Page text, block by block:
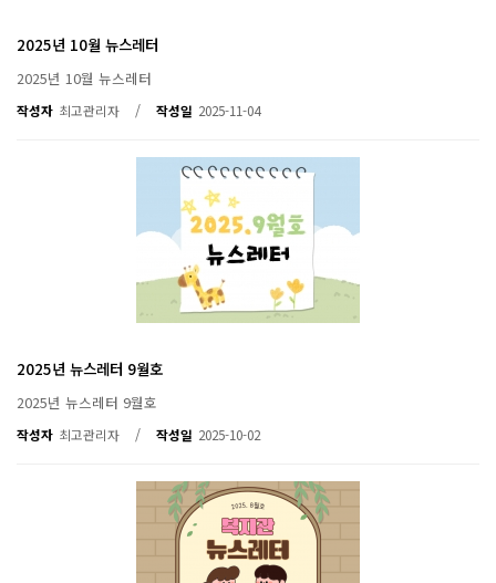
2025년 10월 뉴스레터
2025년 10월 뉴스레터
작성자 최고관리자 / 작성일 2025-11-04
2025년 뉴스레터 9월호
2025년 뉴스레터 9월호
작성자 최고관리자 / 작성일 2025-10-02